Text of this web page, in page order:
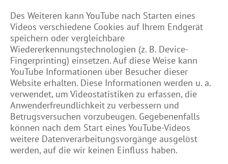
Des Weiteren kann YouTube nach Starten eines
Videos verschiedene Cookies auf Ihrem Endgerät
speichern oder vergleichbare
Wiedererkennungstechnologien (z. B. Device-
Fingerprinting) einsetzen. Auf diese Weise kann
YouTube Informationen über Besucher dieser
Website erhalten. Diese Informationen werden u. a.
verwendet, um Videostatistiken zu erfassen, die
Anwenderfreundlichkeit zu verbessern und
Betrugsversuchen vorzubeugen. Gegebenenfalls
können nach dem Start eines YouTube-Videos
weitere Datenverarbeitungsvorgänge ausgelöst
werden, auf die wir keinen Einfluss haben.